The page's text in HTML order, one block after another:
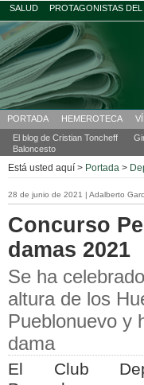
SALUD PROTAGONISTAS
PORTADA HEMEROTECA
El blog de Cristian Toncheff
Baloncesto
Está usted aquí > Portada >
28 de junio de 2021 | Adalberto
Concurso
damas 2021
Se ha
altura de los
Pueblonuevo y
dama
El Club